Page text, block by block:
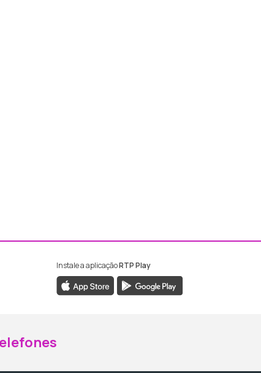
da RTP Madeira
da RTP Madeira
Instale a aplicaçãoRTP Play